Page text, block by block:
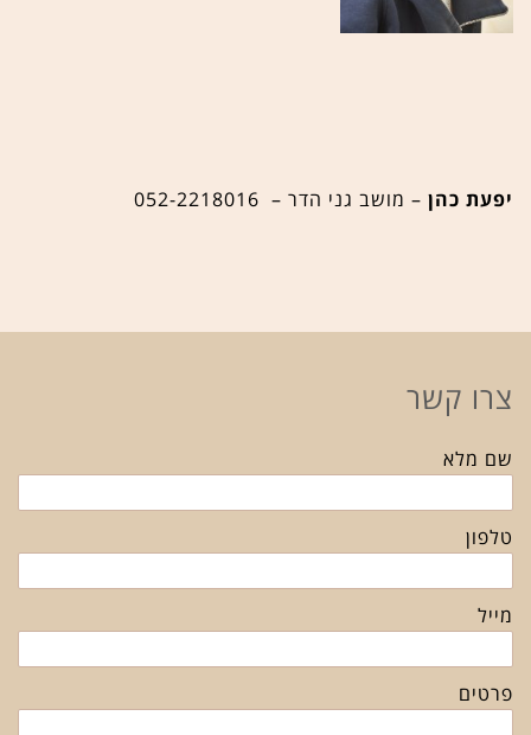
יפעת כהן – מושב גני הדר – 052-2218016
צרו קשר
שם מלא
טלפון
מייל
פרטים